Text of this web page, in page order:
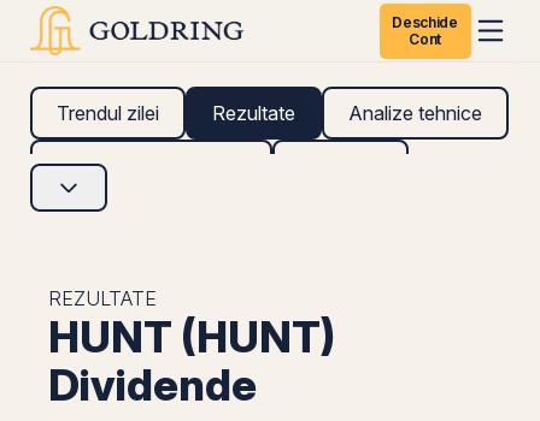
Deschide
Cont
Trendul zilei Rezultate Analize tehnice
Analize fundamentale
REZULTATE
HUNT (HUNT)
Dividende